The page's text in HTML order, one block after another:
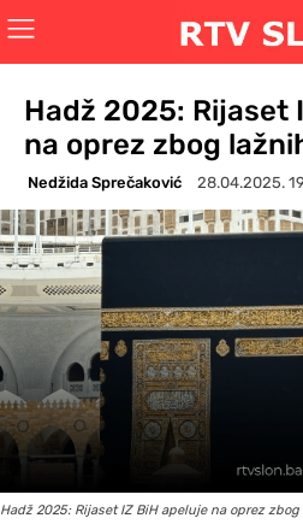
Hadž 2025: Rijaset
na oprez zbog
Nedžida Sprečaković 28.04.2025.
Hadž 2025: Rijaset IZ BiH apeluje na oprez